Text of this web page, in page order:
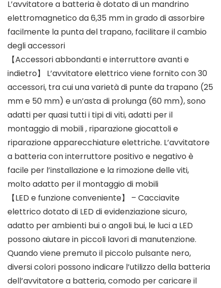
L’avvitatore a batteria è dotato di un mandrino
elettromagnetico da 6,35 mm in grado di assorbire
facilmente la punta del trapano, facilitare il cambio
degli accessori
【Accessori abbondanti e interruttore avanti e
indietro】 L’avvitatore elettrico viene fornito con 30
accessori, tra cui una varietà di punte da trapano (25
mm e 50 mm) e un’asta di prolunga (60 mm), sono
adatti per quasi tutti i tipi di viti, adatti per il
montaggio di mobili , riparazione giocattoli e
riparazione apparecchiature elettriche. L’avvitatore
a batteria con interruttore positivo e negativo è
facile per l’installazione e la rimozione delle viti,
molto adatto per il montaggio di mobili
【LED e funzione conveniente】 – Cacciavite
elettrico dotato di LED di evidenziazione sicuro,
adatto per ambienti bui o angoli bui, le luci a LED
possono aiutare in piccoli lavori di manutenzione.
Quando viene premuto il piccolo pulsante nero,
diversi colori possono indicare l’utilizzo della batteria
dell’avvitatore a batteria, comodo per caricare il